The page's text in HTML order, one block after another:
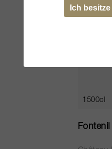
1500cl
Ich